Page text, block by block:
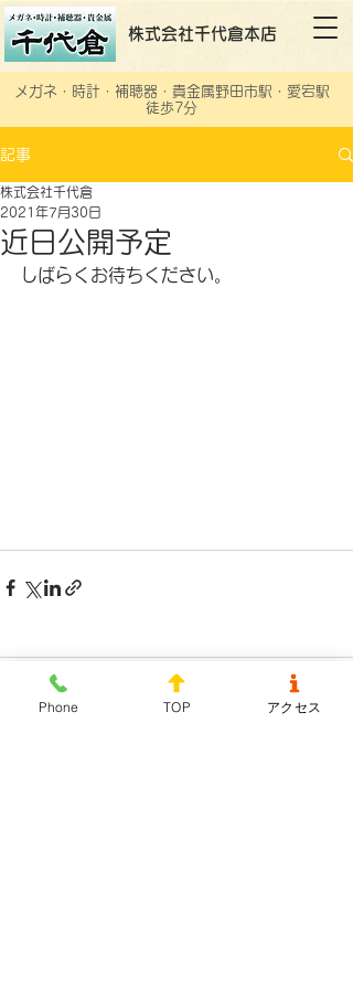
株式会社千代倉本店
メガネ・時計・補聴器・貴金属野田市駅・愛宕駅
徒歩7分
記事
近日公開予定
株式会社千代倉
2021年7月30日
しばらくお待ちください。
コメント
Phone TOP アクセス